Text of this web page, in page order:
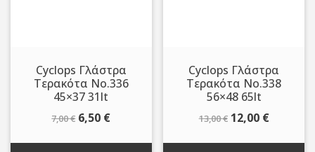
Cyclops Γλάστρα
Τερακότα Νo.336
45×37 31lt
7,00€ Original
6,50 €Η
Cyclops Γλάστρα
Τερακότα Νo.338
56×48 65lt
13,00€ Original
12,00 €Η